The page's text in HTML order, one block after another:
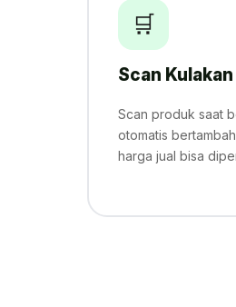
🛒
Scan
Scan produk saat
otomatis
harga jual bisa